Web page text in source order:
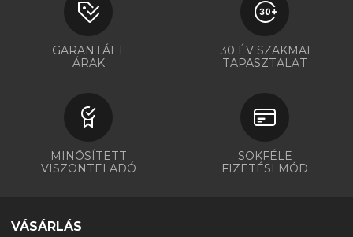
GARANTÁLT
ÁRAK
30 ÉV SZAKMAI
TAPASZTALAT
MINŐSÍTETT
VISZONTELADÓ
SOKFÉLE
FIZETÉSI MÓD
VÁSÁRLÁS